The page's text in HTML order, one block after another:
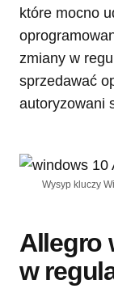
które mocno
zmiany w
sprzedawać
autoryzowani
Wysyp kluczy
Allegro
w